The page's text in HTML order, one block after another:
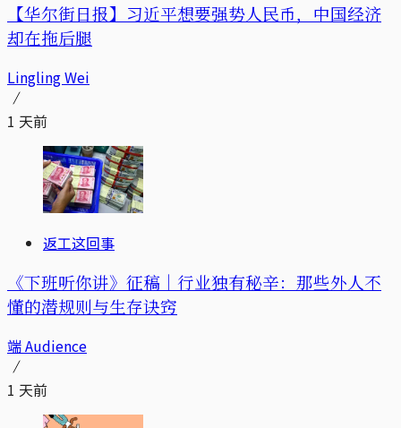
【华尔街日报】习近平想要强势人民币，中国经济
却在拖后腿
Lingling Wei
1 天前
返工这回事
《下班听你讲》征稿｜行业独有秘辛：那些外人不
懂的潜规则与生存诀窍
端 Audience
1 天前